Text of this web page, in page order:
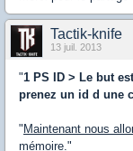
Tactik-knife
13 juil. 2013
"1 PS ID > Le but
prenez un id d une
"Maintenant nous
mémoire. "